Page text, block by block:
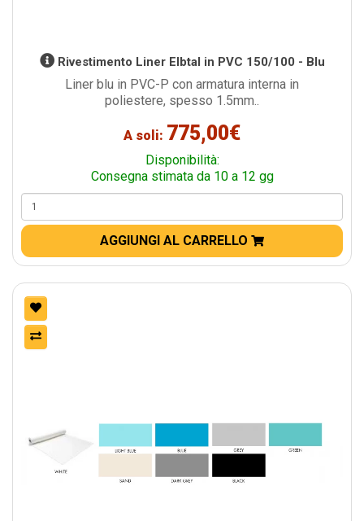
Rivestimento Liner Elbtal in PVC 150/100 - Blu
Liner blu in PVC-P con armatura interna in
poliestere, spesso 1.5mm..
A soli: 775,00€
Disponibilità:
Consegna stimata da 10 a 12 gg
AGGIUNGI AL CARRELLO